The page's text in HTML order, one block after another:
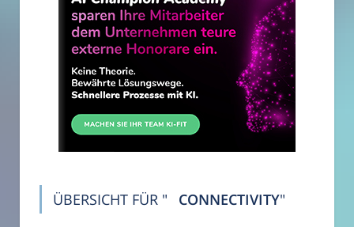
ÜBERSICHT FÜR " CONNECTIVITY"